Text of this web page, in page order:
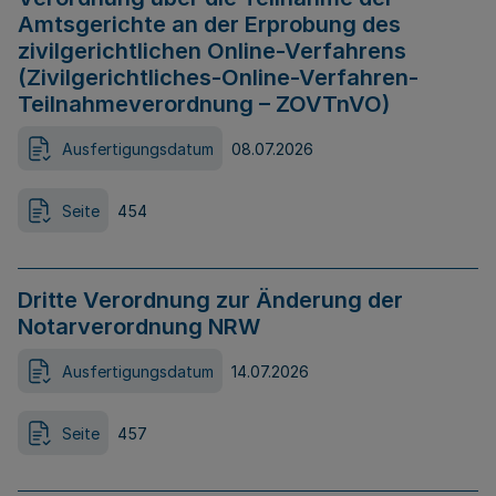
Amtsgerichte an der Erprobung des
zivilgerichtlichen Online-Verfahrens
(Zivilgerichtliches-Online-Verfahren-
Teilnahmeverordnung – ZOVTnVO)
Ausfertigungsdatum 08.07.2026
Seite 454
Dritte Verordnung zur Änderung der
Notarverordnung NRW
Ausfertigungsdatum 14.07.2026
Seite 457